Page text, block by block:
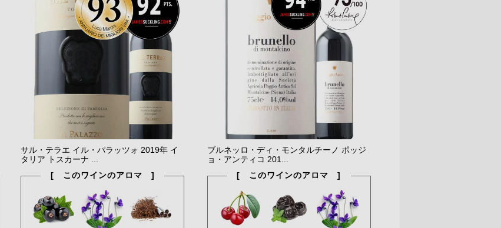
サル・テラエ イル・パラッツォ 2019年 イ
タリア トスカーナ ...
[ このワインのアロマ ]
ブルネッロ・ディ・モンタルチーノ ポッジ
ョ・アンティコ 201...
[ このワインのアロマ ]